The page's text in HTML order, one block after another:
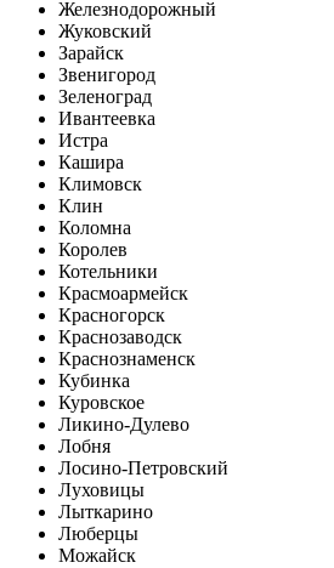
Железнодорожный
Жуковский
Зарайск
Звенигород
Зеленоград
Ивантеевка
Истра
Кашира
Климовск
Клин
Коломна
Королев
Котельники
Красмоармейск
Красногорск
Краснозаводск
Краснознаменск
Кубинка
Куровское
Ликино-Дулево
Лобня
Лосино-Петровский
Луховицы
Лыткарино
Люберцы
Можайск